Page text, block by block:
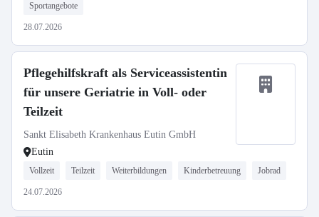
Sportangebote
28.07.2026
Pflegehilfskraft als Serviceassistentin
für unsere Geriatrie in Voll- oder
Teilzeit
Sankt Elisabeth Krankenhaus Eutin GmbH
Eutin
Vollzeit Teilzeit Weiterbildungen Kinderbetreuung Jobrad
24.07.2026